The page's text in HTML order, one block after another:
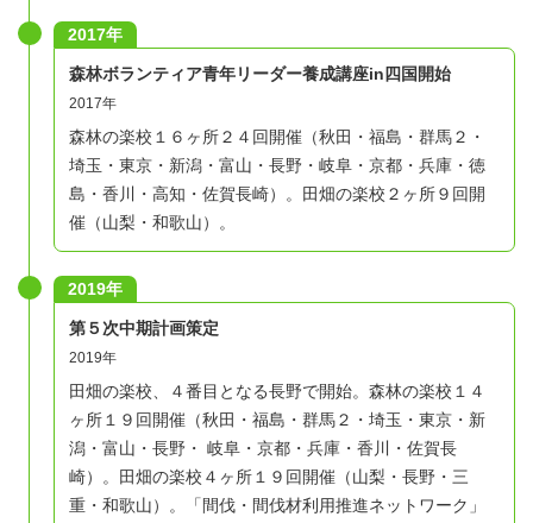
2017年
森林ボランティア青年リーダー養成講座in四国開始
2017年
森林の楽校１６ヶ所２４回開催（秋田・福島・群馬２・
埼玉・東京・新潟・富山・長野・岐阜・京都・兵庫・徳
島・香川・高知・佐賀長崎）。田畑の楽校２ヶ所９回開
催（山梨・和歌山）。
2019年
第５次中期計画策定
2019年
田畑の楽校、４番目となる長野で開始。森林の楽校１４
ヶ所１９回開催（秋田・福島・群馬２・埼玉・東京・新
潟・富山・長野・ 岐阜・京都・兵庫・香川・佐賀長
崎）。田畑の楽校４ヶ所１９回開催（山梨・長野・三
重・和歌山）。「間伐・間伐材利用推進ネットワーク」